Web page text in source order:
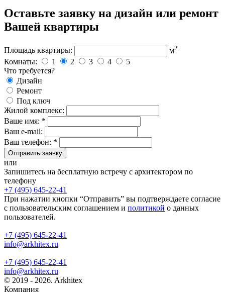
Оставьте заявку на дизайн или ремонт
Вашей квартиры
Площадь квартиры: м2
Комнаты: 1 2 3 4
5
Что требуется?
Дизайн
Ремонт
Под ключ
Жилой комплекс:
Ваше имя: *
Ваш e-mail:
Ваш телефон: *
Отправить заявку
или
Запишитесь на бесплатную встречу с архитектором по
телефону
+7 (495) 645-22-41
При нажатии кнопки “Отправить” вы подтверждаете согласие
с пользовательским соглашением и политикой о данных
пользователей.
+7 (495) 645-22-41
info@arkhitex.ru
+7 (495) 645-22-41
info@arkhitex.ru
© 2019 - 2026. Arkhitex
Компания